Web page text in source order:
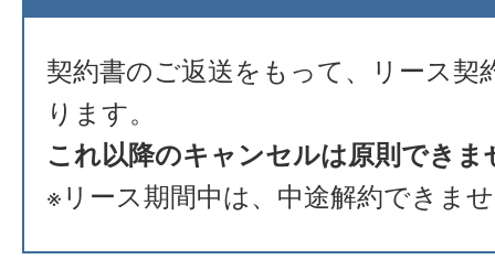
契約書のご返送をもって、リース契
ります。
これ以降のキャンセルは原則できま
※リース期間中は、中途解約できま